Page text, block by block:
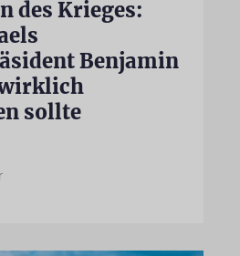
des Krieges:
Benjamin
sollte